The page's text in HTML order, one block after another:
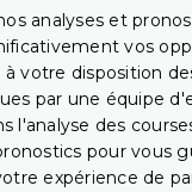
analyses et
vos
votre disposition
par une équipe
l'analyse des
pour vous
expérience de